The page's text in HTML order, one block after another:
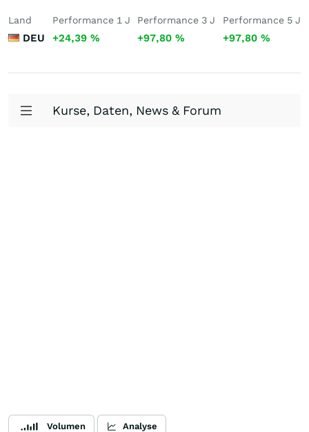
Land
DEU
Performance 1 J
+24,39 %
Performance 3 J
+97,80%
Performance 5 J
+97,80 %
Kurse, Daten, News & Forum
Volumen Analyse